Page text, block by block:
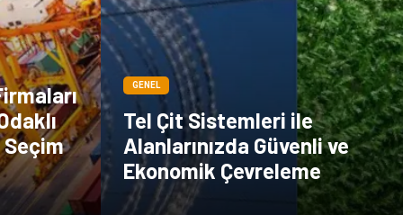
Seçim
GENEL
Tel Çit Sistemleri ile
Alanlarınızda Güvenli ve
Ekonomik Çevreleme